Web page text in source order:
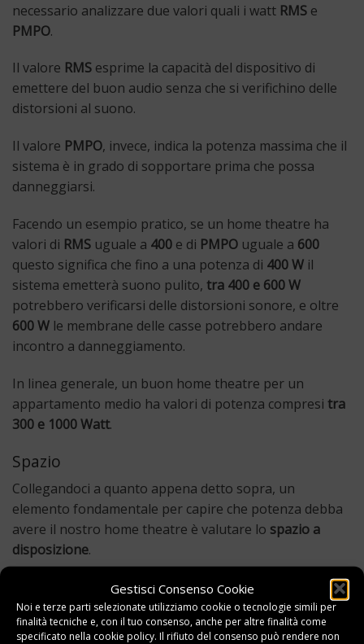
Gestisci Consenso Cookie
Noi e terze parti selezionate utilizziamo cookie o tecnologie simili per
finalità tecniche e, con il tuo consenso, anche per altre finalità come
specificato nella cookie policy. Il rifiuto del consenso può rendere non
necessario analizzare due valori quali i watt RMS e
PMPO.
Il valore RMS esprime la capacità del dispositivo di
emettere del buon audio senza che si verifichino delle
distorsioni al suono.
Il valore PMPO, invece, indica la potenza massima che il
sistema è in grado di sopportare prima che possa
danneggiarsi.
Facendo un esempio pratico, se un home theatre ha
valori di RMS uguale a 400 e di PMPO uguale a 600
questo significa che fino a una potenza di 400 W il
sistema emetterà suono pulito, tra 400 e 600 W
potrebbero verificarsi delle distorsioni sonore, e oltre
600 W le membrane delle casse potrebbero andare
incontro a danneggiamento.
In linea generale, un buon home theatre per un
appartamento medio ha valori di potenza compresi tra
300 e 1000 Watt.
Spazio
Collegandoci a quanto appena detto sopra, un
elemento fondamentale per capire che potenza debba
avere il nostro home theatre è valutare lo spazio a
disposizione.
è un elemento molto importante anche per
capire se sia il caso di orientarci tra questedue
tipologie principali: